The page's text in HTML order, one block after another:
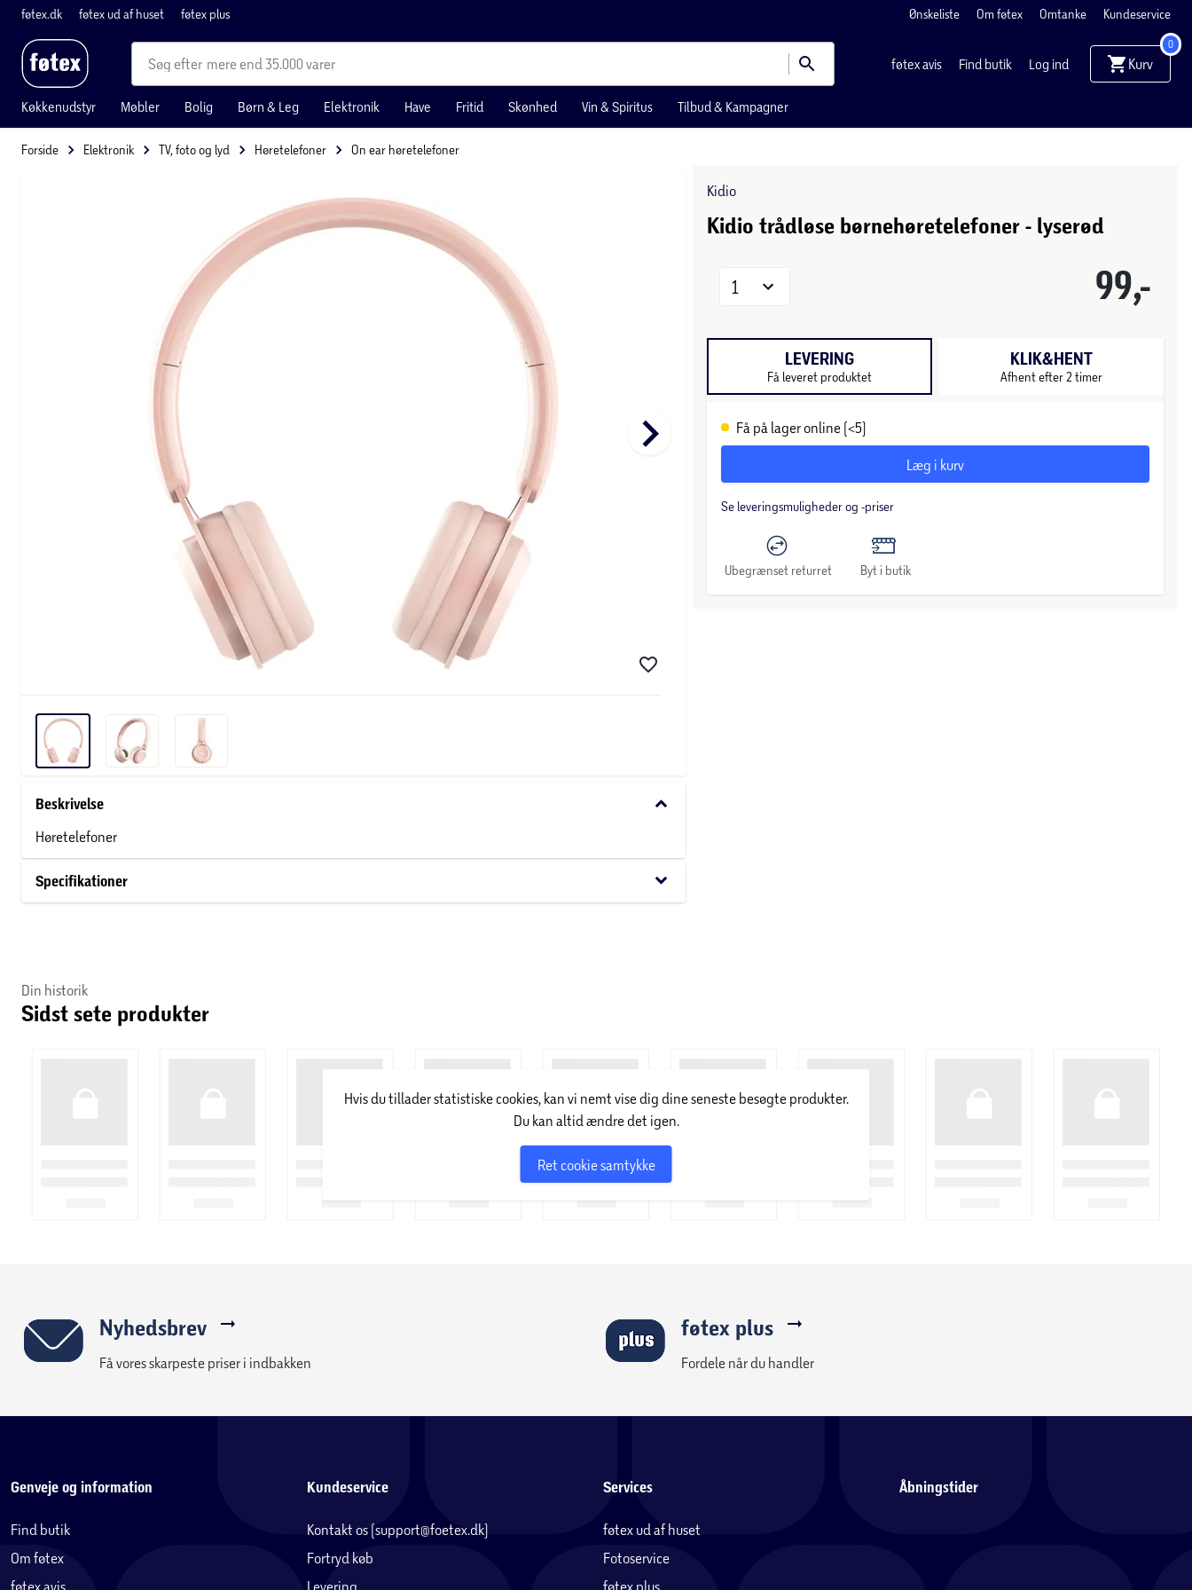
føtex.dk føtex ud af huset føtex plus Ønskeliste Om føtex Omtanke Kundeservice
mere end 35.000 varer føtex avis Find butik Log ind Kurv
0
Køkkenudstyr Møbler Bolig Børn & Leg Elektronik Have Fritid Skønhed Vin & Spiritus Tilbud & Kampagner
Forside Elektronik TV, foto og lyd Høretelefoner On ear høretelefoner
keyboard_arrow_right
Beskrivelse keyboard_arrow_down
Høretelefoner
Specifikationer keyboard_arrow_down
Kidio
Kidio trådløse børnehøretelefoner - lyserød
99,-
1
LEVERING
Få leveret produktet
KLIK&HENT
Afhent efter 2 timer
Få på lager online (<5)
Læg i kurv
Se leveringsmuligheder og -priser
Ubegrænset returret Byt i butik
Din historik
Sidst sete produkter
Hvis du tillader statistiske cookies, kan vi nemt vise dig dine seneste besøgte produkter.
Du kan altid ændre det igen.
Ret cookie samtykke
Nyhedsbrev
Få vores skarpeste priser i indbakken
føtex plus
Fordele når du handler
Genveje og information
Find butik
Om føtex
føtex avis
Kundeservice
Kontakt os (support@foetex.dk)
Fortryd køb
Levering
Services
føtex ud af huset
Fotoservice
føtex plus
Åbningstider